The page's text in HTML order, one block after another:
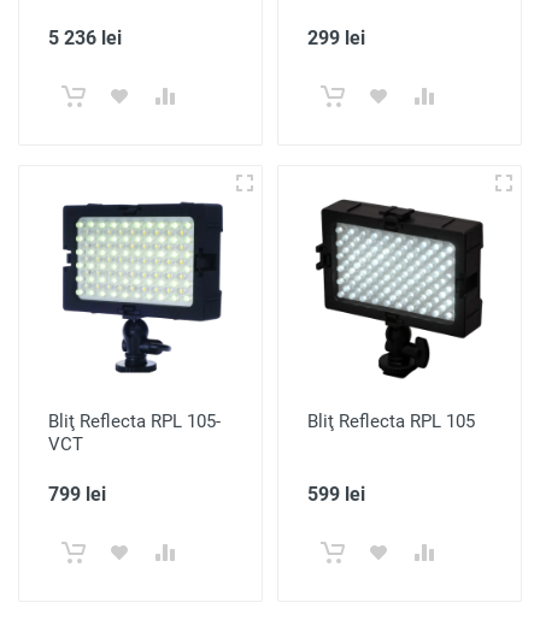
5 236 lei 299 lei
Bliţ Reflecta RPL 105-
VCT
799 lei
Bliţ Reflecta RPL 105
599 lei